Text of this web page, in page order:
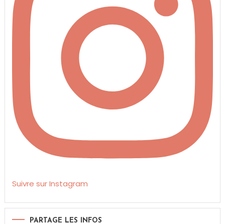
Suivre sur Instagram
PARTAGE LES INFOS